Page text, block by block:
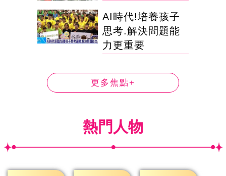
AI時代!培養孩子
思考.解決問題能
力更重要
更多焦點+
熱門人物